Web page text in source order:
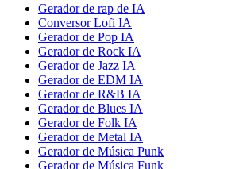
Gerador de rap de IA
Conversor Lofi IA
Gerador de Pop IA
Gerador de Rock IA
Gerador de Jazz IA
Gerador de EDM IA
Gerador de R&B IA
Gerador de Blues IA
Gerador de Folk IA
Gerador de Metal IA
Gerador de Música Punk
Gerador de Música Funk